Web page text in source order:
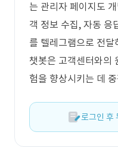
는 관리자 페이지도
객 정보 수집, 자동 응
를 텔레그램으로 전달
챗봇은 고객센터와의
험을 향상시키는 데
로그인 후